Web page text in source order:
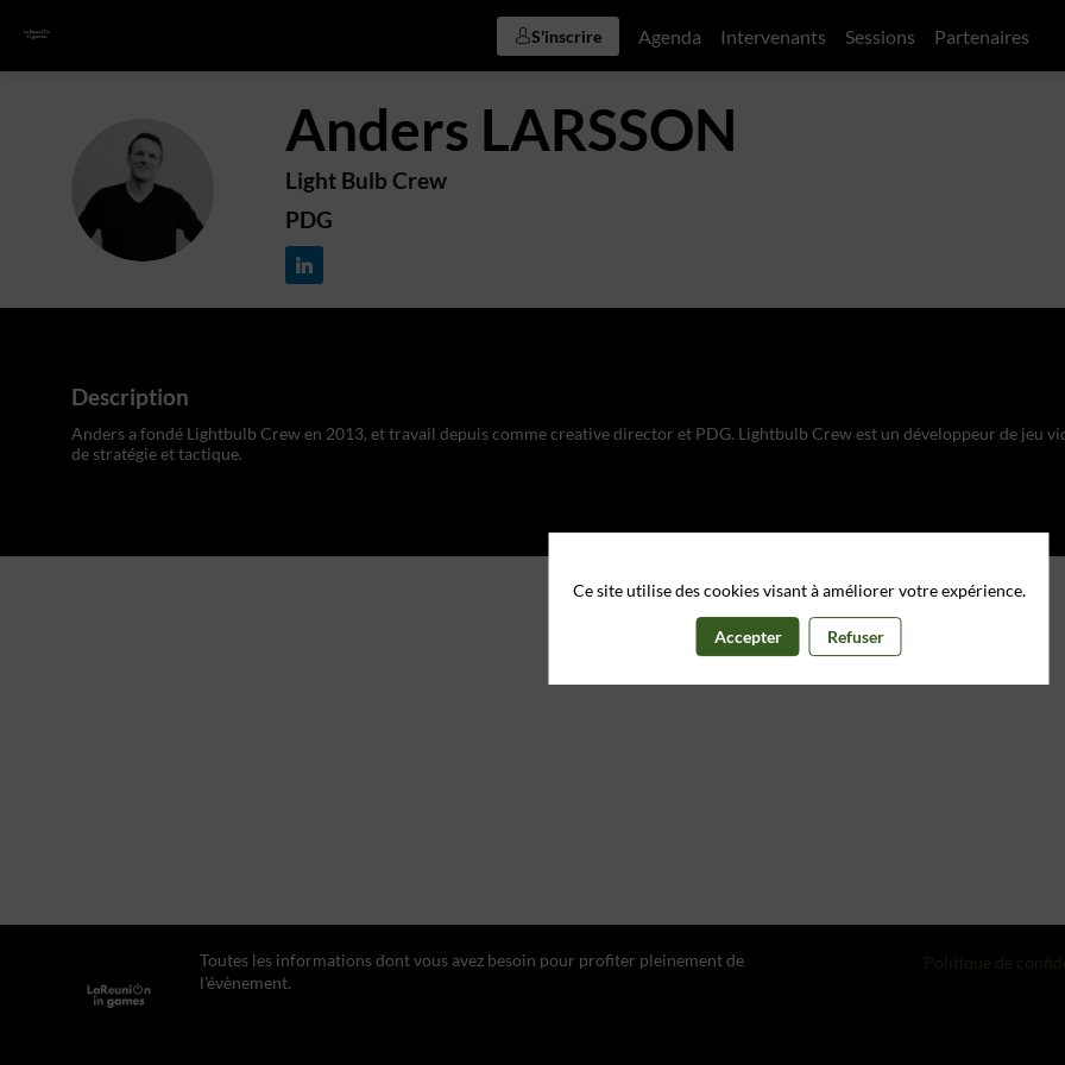
S'inscrire Agenda Intervenants Sessions Partenaires
AL
Anders LARSSON
Light Bulb Crew
PDG
Description
Anders a fondé Lightbulb Crew en 2013, et travail depuis comme creative director et PDG. Lightbulb Crew est un développeur de jeu
de stratégie et tactique.
Toutes les informations dont vous avez besoin pour profiter pleinement de
l'évènement.
Politique de
Ce site utilise des cookies visant à améliorer votre expérience.
Accepter Refuser